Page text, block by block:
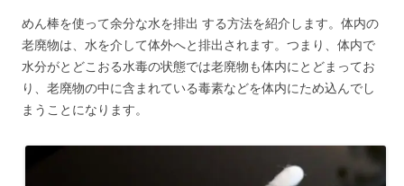
めん棒を使って余分な水を排出 する方法を紹介します。体内の
老廃物は、水を介して体外へと排出されます。つまり、体内で
水分がとどこおる水毒の状態では老廃物も体内にとどまってお
り、老廃物の中に含まれている毒素などを体内にため込んでし
まうことになります。